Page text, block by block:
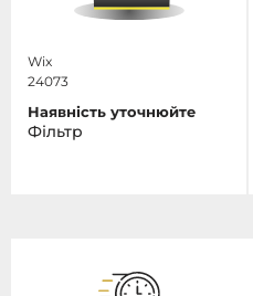
Wix
24073
Наявність уточнюйте
Фільтр